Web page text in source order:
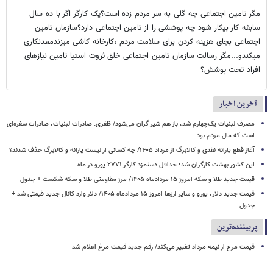
مگر تامین اجتماعی چه گلی به سر مردم زده است؟یک کارگر اگر با ده سال
سابقه کار بیکار شود چه پوششی را از تامین اجتماعی دارد؟سازمان تامین
اجتماعی بجای هزینه کردن برای سلامت مردم ،کارخانه کاشی میزندمعدنکاری
میکندو...مگر رسالت سازمان تامین اجتماعی خلق ثروت استیا تامین نیازهای
افراد تحت پوشش؟
آخرین اخبار
مصرف لبنیات یک‌چهارم شد، باز هم شیر گران می‌شود/ ظفری: صادرات لبنیات، صادرات سفره‌ای
است که مال مردم بود
آغاز قطع یارانه نقدی و کالابرگ از مرداد ۱۴۰۵/ چه کسانی از لیست یارانه و کالابرگ حذف شدند؟
این کشور بهشت کارگران شد؛ حداقل دستمزد کارگر ۲۷۷۱ یورو در ماه
قیمت جدید طلا و سکه امروز ۱۵ مردادماه ۱۴۰۵/ مرز مقاومتی طلا و سکه شکست + جدول
قیمت جدید دلار، یورو و سایر ارزها امروز ۱۵ مردادماه ۱۴۰۵/ دلار وارد کانال جدید قیمتی شد +
جدول
پربیننده‌ترین
قیمت مرغ از نیمه مرداد تغییر می‌کند/ رقم جدید قیمت مرغ اعلام شد